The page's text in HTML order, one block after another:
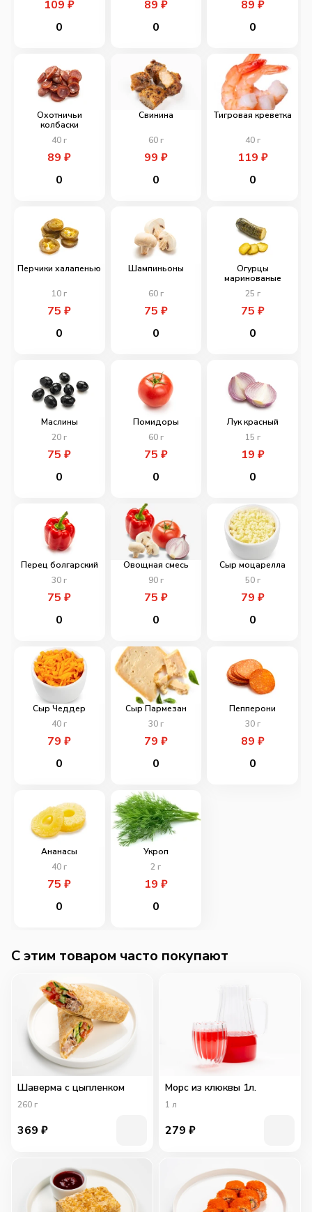
109₽
0
89 ₽
0
89 ₽
0
Охотничьи
колбаски
40 г
89₽
0
Свинина
60г
99 ₽
0
Тигровая креветка
40г
119 ₽
0
Перчики халапенью
10 г
75₽
0
Шампиньоны
60г
75 ₽
0
Огурцы
маринованые
25 г
75 ₽
0
Маслины
20 г
75₽
0
Помидоры
60г
75 ₽
0
Лук красный
15 г
19 ₽
0
Перец болгарский
30 г
75₽
0
Овощная смесь
90г
75 ₽
0
Сыр моцарелла
50г
79 ₽
0
Сыр Чеддер
40 г
79₽
0
Сыр Пармезан
30г
79 ₽
0
Пепперони
30г
89 ₽
0
Ананасы
40 г
75₽
0
Укроп
2 г
19 ₽
0
C этим товаром часто покупают
Шаверма с цыпленком
260 г
369 ₽
Морс из клюквы 1л.
1 л
279 ₽